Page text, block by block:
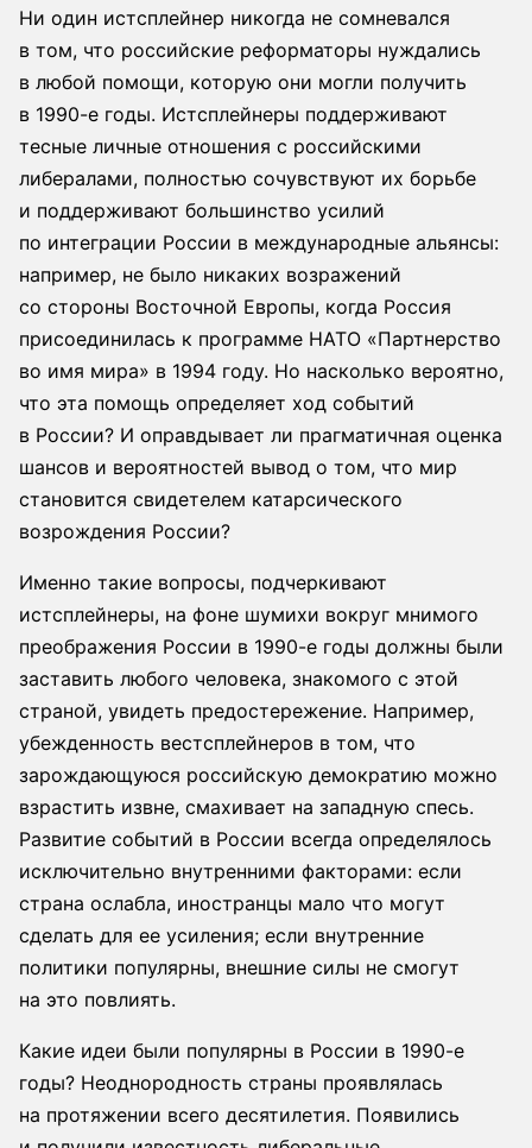
Ни один истсплейнер никогда не сомневался
в том, что российские реформаторы нуждались
в любой помощи, которую они могли получить
в 1990-е годы. Истсплейнеры поддерживают
тесные личные отношения с российскими
либералами, полностью сочувствуют их борьбе
и поддерживают большинство усилий
по интеграции России в международные альянсы:
например, не было никаких возражений
со стороны Восточной Европы, когда Россия
присоединилась к программе НАТО «Партнерство
во имя мира» в 1994 году. Но насколько вероятно,
что эта помощь определяет ход событий
в России? И оправдывает ли прагматичная оценка
шансов и вероятностей вывод о том, что мир
становится свидетелем катарсического
возрождения России?
Именно такие вопросы, подчеркивают
истсплейнеры, на фоне шумихи вокруг мнимого
преображения России в 1990-е годы должны были
заставить любого человека, знакомого с этой
страной, увидеть предостережение. Например,
убежденность вестсплейнеров в том, что
зарождающуюся российскую демократию можно
взрастить извне, смахивает на западную спесь.
Развитие событий в России всегда определялось
исключительно внутренними факторами: если
страна ослабла, иностранцы мало что могут
сделать для ее усиления; если внутренние
политики популярны, внешние силы не смогут
на это повлиять.
Какие идеи были популярны в России в 1990-е
годы? Неоднородность страны проявлялась
на протяжении всего десятилетия. Появились